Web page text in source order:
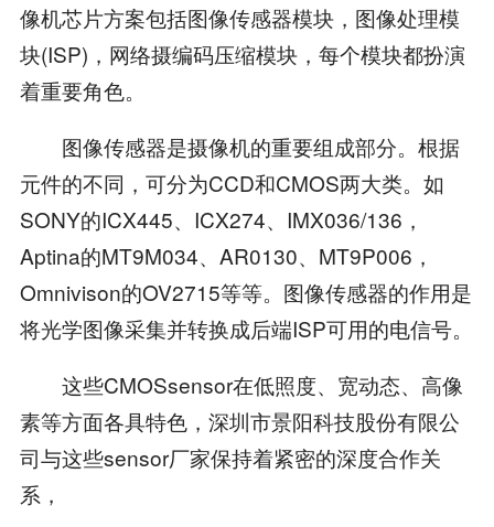
像机芯片方案包括图像传感器模块，图像处理模
块(ISP)，网络摄编码压缩模块，每个模块都扮演
着重要角色。
图像传感器是摄像机的重要组成部分。根据
元件的不同，可分为CCD和CMOS两大类。如
SONY的ICX445、ICX274、IMX036/136，
Aptina的MT9M034、AR0130、MT9P006，
Omnivison的OV2715等等。图像传感器的作用是
将光学图像采集并转换成后端ISP可用的电信号。
这些CMOSsensor在低照度、宽动态、高像
素等方面各具特色，深圳市景阳科技股份有限公
司与这些sensor厂家保持着紧密的深度合作关
系，